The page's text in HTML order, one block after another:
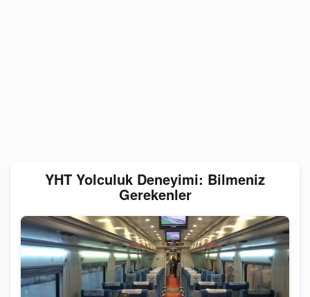
YHT Yolculuk Deneyimi: Bilmeniz
Gerekenler